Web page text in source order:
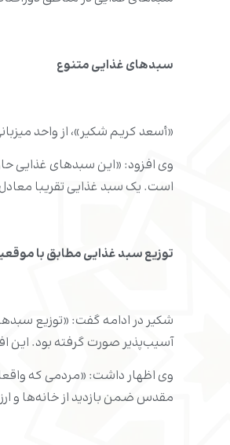
سبدهای غذایی متنوع
«أسعد کریم شکیر»، از واحد
وی افزود: «این سبدهای غذایی
است. یک سبد غذایی تقریبا معادل با ۱۰۰ دینار عراق
توزیع سبد غذایی مطابق با
شکیر در ادامه گفت: «توزیع
آسیب‌پذیر صورت گرفته بود. این
وی اظهار داشت: «مردمی که
مقدس ضمن بازدید از خانه‌ها و